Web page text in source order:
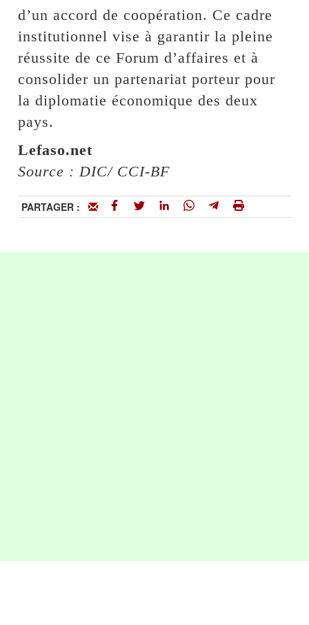
d’un accord de coopération. Ce cadre
institutionnel vise à garantir la pleine
réussite de ce Forum d’affaires et à
consolider un partenariat porteur pour
la diplomatie économique des deux
pays.
Lefaso.net
Source : DIC/ CCI-BF
PARTAGER :